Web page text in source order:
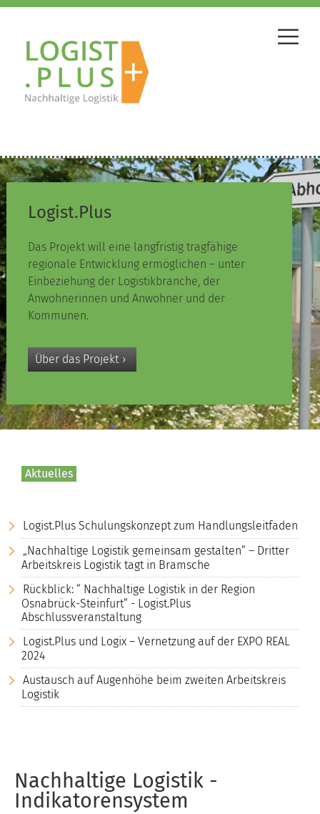
Logist.Plus
Das Projekt will eine langfristig tragfähige
regionale Entwicklung ermöglichen – unter
Einbeziehung der Logistikbranche, der
Anwohnerinnen und Anwohner und der
Kommunen.
Über das Projekt
Aktuelles
Logist.Plus Schulungskonzept zum Handlungsleitfaden
„Nachhaltige Logistik gemeinsam gestalten“ – Dritter
Arbeitskreis Logistik tagt in Bramsche
Rückblick: “ Nachhaltige Logistik in der Region
Osnabrück-Steinfurt“ - Logist.Plus
Abschlussveranstaltung
Logist.Plus und Logix – Vernetzung auf der EXPO REAL
2024
Austausch auf Augenhöhe beim zweiten Arbeitskreis
Logistik
Nachhaltige Logistik -
Indikatorensystem